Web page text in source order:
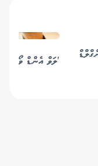
'ލަވް އެންޑް ވޯ' ގެ ފުރަތަމަ